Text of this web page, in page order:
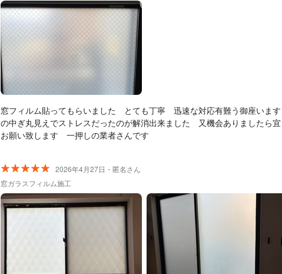
窓フィルム貼ってもらいました とても丁寧 迅速な対応有難う御座いま
の中ぎ丸見えでストレスだったのが解消出来ました 又機会ありましたら
お願い致します 一押しの業者さんです
2026年4月27日・匿名さん
窓ガラスフィルム施工